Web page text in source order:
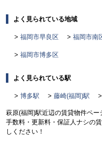
よく見られている地域
福岡市早良区 福岡市南
福岡市博多区
よく見られている駅
博多駅 藤崎(福岡)駅
萩原(福岡)駅近辺の賃貸物件ペ
手数料・更新料・保証人ナシの
しください！